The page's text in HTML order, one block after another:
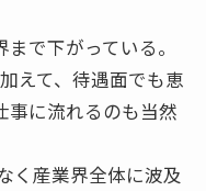
で下がっている。
えて、待遇面でも恵
事に流れるのも当然
く産業界全体に波及